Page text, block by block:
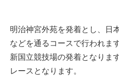
明治神宮外苑を発着とし、日
などを通るコースで行われま
新国立競技場の発着となりま
レースとなります。